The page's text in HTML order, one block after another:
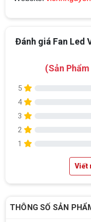
Đánh giá Fan Led
(Sản
5
4
3
2
1
Viết
THÔNG SỐ SẢN